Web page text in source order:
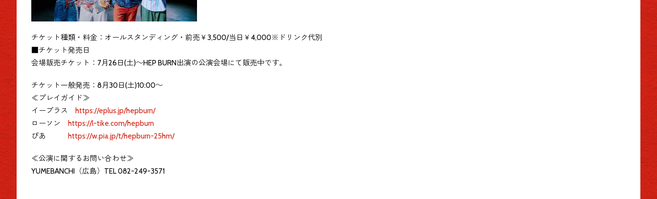
チケット種類・料金：オールスタンディング・前売￥3,500/当日￥4,000※ドリンク代別
■チケット発売日
会場販売チケット：7月26日(土)～HEP BURN出演の公演会場にて販売中です。
チケット一般発売：8月30日(土)10:00～
≪プレイガイド≫
イープラス
https://eplus.jp/hepburn/
ローソン
https://l-tike.com/hepburn
ぴあ
https://w.pia.jp/t/hepburn-25hm/
≪公演に関するお問い合わせ≫
YUMEBANCHI（広島）TEL 082-249-3571